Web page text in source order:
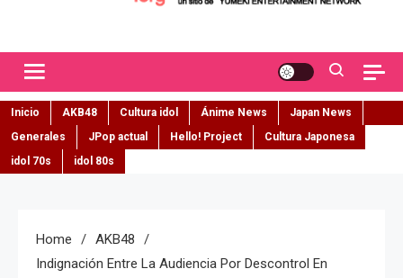
Inicio AKB48 Cultura idol Ánime News
Japan News
Generales
JPop actual Hello! Project
Cultura Japonesa
idol 70s
idol 80s
Home
AKB48
Indignación Entre La Audiencia Por Descontrol En